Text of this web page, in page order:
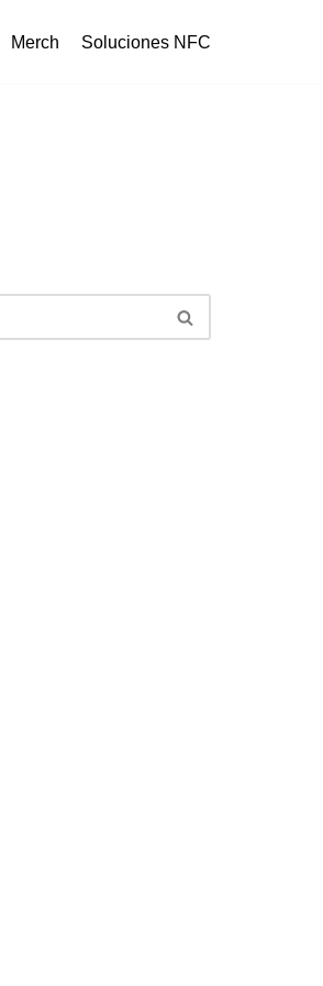
Merch Soluciones NFC